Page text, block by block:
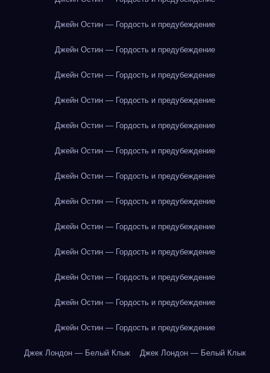
Джейн Остин — Гордость и предубеждение
Джейн Остин — Гордость и предубеждение
Джейн Остин — Гордость и предубеждение
Джейн Остин — Гордость и предубеждение
Джейн Остин — Гордость и предубеждение
Джейн Остин — Гордость и предубеждение
Джейн Остин — Гордость и предубеждение
Джейн Остин — Гордость и предубеждение
Джейн Остин — Гордость и предубеждение
Джейн Остин — Гордость и предубеждение
Джейн Остин — Гордость и предубеждение
Джейн Остин — Гордость и предубеждение
Джейн Остин — Гордость и предубеждение
Джек Лондон — Белый Клык Джек Лондон — Белый Клык